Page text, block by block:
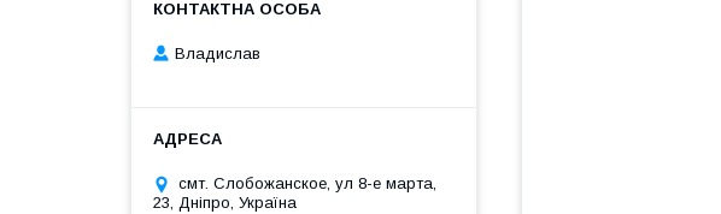
Владислав
смт. Слобожанское, ул 8-е марта,
23, Дніпро, Україна